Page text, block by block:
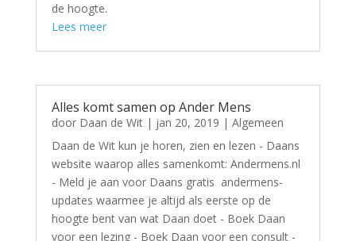
de hoogte.
Lees meer
Alles komt samen op Ander Mens
door Daan de Wit| jan 20, 2019 | Algemeen
Daan de Wit kun je horen, zien en lezen - Daans
website waarop alles samenkomt: Andermens.nl
- Meld je aan voor Daans gratis andermens-
updates waarmee je altijd als eerste op de
hoogte bent van wat Daan doet - Boek Daan
voor een lezing - Boek Daan voor een consult -